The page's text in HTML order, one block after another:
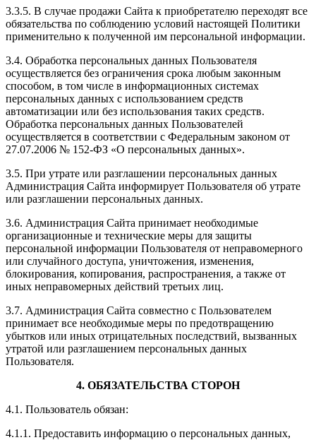
3.3.5. В случае продажи Сайта к приобретателю переходят все
обязательства по соблюдению условий настоящей Политики
применительно к полученной им персональной информации.
3.4. Обработка персональных данных Пользователя
осуществляется без ограничения срока любым законным
способом, в том числе в информационных системах
персональных данных с использованием средств
автоматизации или без использования таких средств.
Обработка персональных данных Пользователей
осуществляется в соответствии с Федеральным законом от
27.07.2006 № 152-ФЗ «О персональных данных».
3.5. При утрате или разглашении персональных данных
Администрация Сайта информирует Пользователя об утрате
или разглашении персональных данных.
3.6. Администрация Сайта принимает необходимые
организационные и технические меры для защиты
персональной информации Пользователя от неправомерного
или случайного доступа, уничтожения, изменения,
блокирования, копирования, распространения, а также от
иных неправомерных действий третьих лиц.
3.7. Администрация Сайта совместно с Пользователем
принимает все необходимые меры по предотвращению
убытков или иных отрицательных последствий, вызванных
утратой или разглашением персональных данных
Пользователя.
4. ОБЯЗАТЕЛЬСТВА СТОРОН
4.1. Пользователь обязан:
4.1.1. Предоставить информацию о персональных данных,